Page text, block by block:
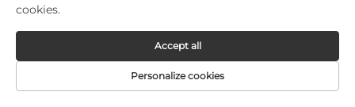
ажиллах үед өөрийн оюун-санаа
үл хөдлөх хөрөнгөө хэрхэн
хамгаалах вэ?
cookies.
Personalize cookies
Accept all